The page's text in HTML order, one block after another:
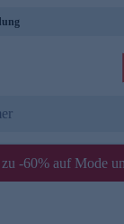
-60% auf Mode